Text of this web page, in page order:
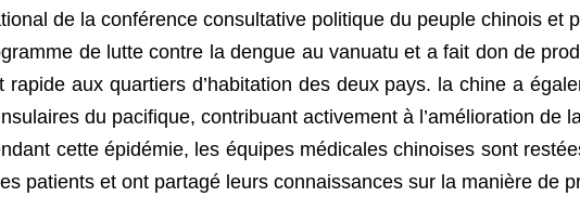
de la conférence consultative politique du peuple chinois et
de lutte contre la dengue au vanuatu et a fait don de
aux quartiers d’habitation des deux pays. la chine a
du pacifique, contribuant activement à l’amélioration de
cette épidémie, les équipes médicales chinoises sont
patients et ont partagé leurs connaissances sur la manière de